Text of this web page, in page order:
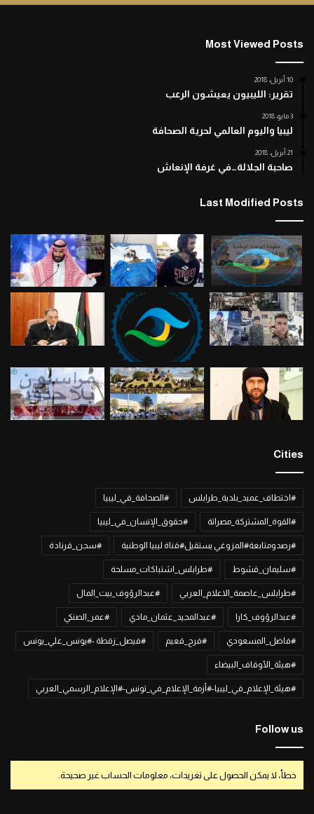
Most Viewed Posts
10 أبريل، 2018
تقرير: الليبيون يعيشون الرعب
3 مايو، 2018
ليبيا واليوم العالمي لحرية الصحافة
21 أبريل، 2018
صاحبة الجلالة…في غرفة الإنعاش
Last Modified Posts
Cities
#اختطاف_عميد_بلدية_طرابلس #الصحافة_في_ليبيا
#القوة_المشتركة_مصراتة #حقوق_الإنسان_في_ليبيا
#رصدومتابعة#المزوغي يستقيل#قناة ليبيا الوطنية #سجن_قرنادة
#سليمان_قشوط #طرابلس_اشتباكات_مسلحة
#طرابلس_عاصمة_الاعلام_العربي #عبدالرؤوف_بيت_المال
#عبدالرؤوف_كارا #عبدالمجيد_عثمان_مادي #عمر_الصنكي
#فاضل_المسعودي #فرج_قعيم #فيصل_زقطة -#يونس_علي_يونس
#هيئة_الأوقاف_البيضاء
#هيئة_الإعلام_في_ليبيا-#أزمة_الإعلام_في_تونس-#الإعلام_الرسمي_العربي
Follow us
خطأ، لا يمكن الحصول على تغريدات، معلومات الحساب غير صحيحة.